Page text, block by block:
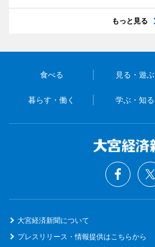
もっと見る
食べる 見る・遊ぶ
暮らす・働く 学ぶ・知る
大宮経済新聞について
プレスリリース・情報提供はこちらから